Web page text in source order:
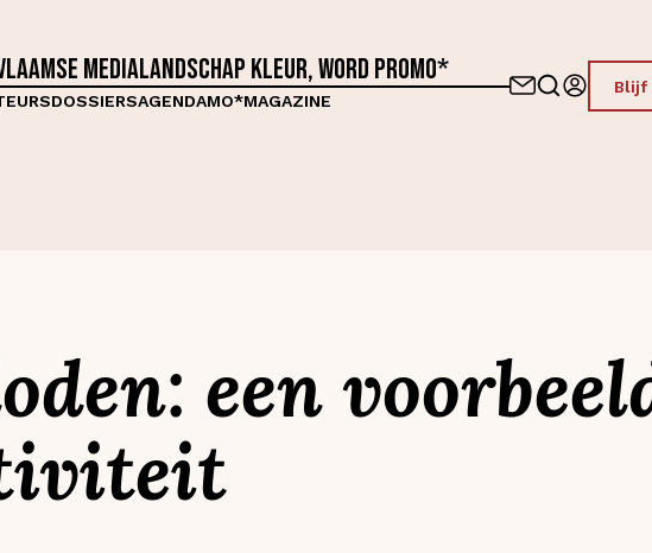
medialandschap kleur, word proMO*
DOSSIERSAGENDAMO*MAGAZINE
Blijf
een